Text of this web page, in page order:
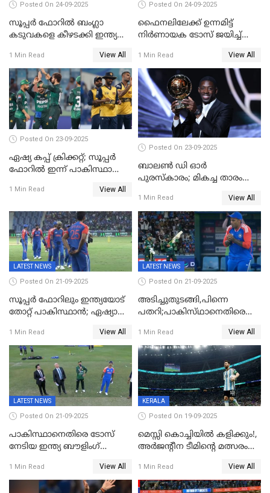
Posted On 24-09-2025
സൂപ്പർ ഫോറിൽ ബംഗ്ലാ
കടുവകളെ കീഴടക്കി ഇന്ത്യ
1 Min Read View All
Posted On 24-09-2025
ഫൈനലിലേക്ക് ഉന്നമിട്ട്
നിര്‍ണായക ടോസ് ജയിച്ച്
ഇന്ത്യയ്ക്ക് ബാറ്റിംഗ്
1 Min Read View All
Posted On 23-09-2025
ഏഷ്യ കപ്പ് ക്രിക്കറ്റ്; സൂപ്പര്‍
ഫോറിൽ ഇന്ന് പാകിസ്ഥാനും
1 Min Read View All
Posted On 23-09-2025
ബാലണ്‍ ഡി ഓര്‍
പുരസ്‌കാരം; മികച്ച താരം
1 Min Read View All
LATEST NEWS
Posted On 21-09-2025
സൂപ്പർ ഫോറിലും ഇന്ത്യയോട്
തോറ്റ് പാകിസ്ഥാൻ; ഏഷ്യാ
ഇന്ത്യ, അഭിഷേക് ശർമ്മയ്ക്ക്
അർദ്ധ സെഞ്ച്വറി
1 Min Read View All
LATEST NEWS
Posted On 21-09-2025
അടിച്ചുതുടങ്ങി,പിന്നെ
പതറി;പാകിസ്‌ഥാനെതിരെ
വിജയലക്ഷ്യം
1 Min Read View All
LATEST NEWS
Posted On 21-09-2025
പാകിസ്ഥാനെതിരെ ടോസ്
നേടിയ ഇന്ത്യ ബൗളിംഗ്
1 Min Read View All
KERALA
Posted On 19-09-2025
മെസ്സി കൊച്ചിയിൽ കളിക്കും!,
അർജന്റീന ടീമിന്റെ മത്സരം
നടത്താൻ ആലോചന
1 Min Read View All